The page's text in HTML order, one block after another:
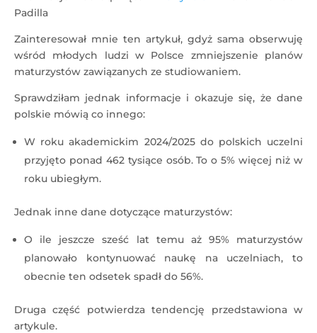
Padilla
Zainteresował mnie ten artykuł, gdyż sama obserwuję
wśród młodych ludzi w Polsce zmniejszenie planów
maturzystów zawiązanych ze studiowaniem.
Sprawdziłam jednak informacje i okazuje się, że dane
polskie mówią co innego:
W roku akademickim 2024/2025 do polskich uczelni
przyjęto ponad 462 tysiące osób. To o 5% więcej niż w
roku ubiegłym.
Jednak inne dane dotyczące maturzystów:
O ile jeszcze sześć lat temu aż 95% maturzystów
planowało kontynuować naukę na uczelniach, to
obecnie ten odsetek spadł do 56%.
Druga część potwierdza tendencję przedstawiona w
artykule.